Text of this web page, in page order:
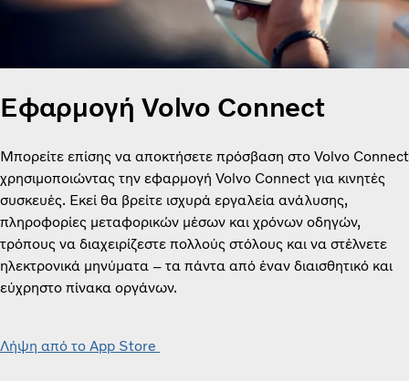
Εφαρμογή Volvo Connect
Μπορείτε επίσης να αποκτήσετε πρόσβαση στο Volvo Connect
χρησιμοποιώντας την εφαρμογή Volvo Connect για κινητές
συσκευές. Εκεί θα βρείτε ισχυρά εργαλεία ανάλυσης,
πληροφορίες μεταφορικών μέσων και χρόνων οδηγών,
τρόπους να διαχειρίζεστε πολλούς στόλους και να στέλνετε
ηλεκτρονικά μηνύματα – τα πάντα από έναν διαισθητικό και
εύχρηστο πίνακα οργάνων.
Λήψη από το App Store